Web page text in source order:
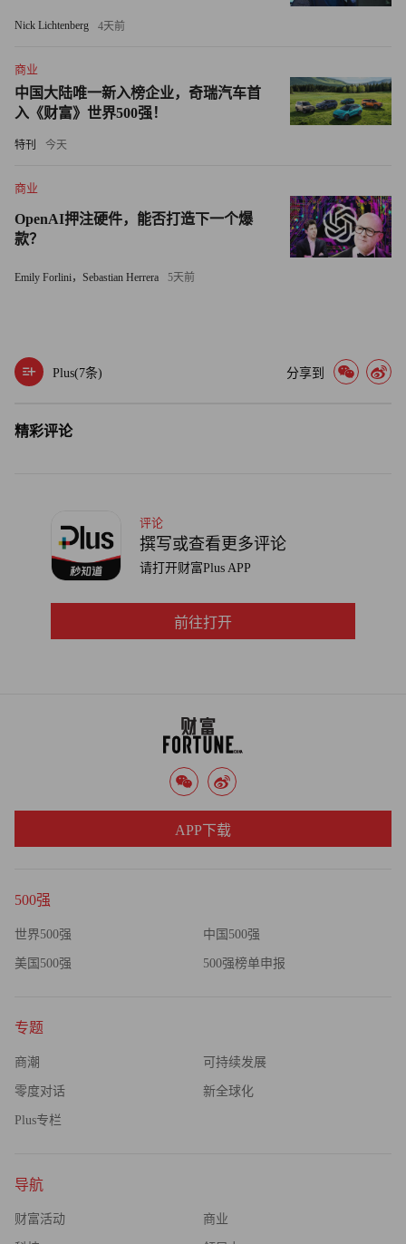
影响”，包括给社会保障和联邦医疗保险带来巨大压力，这
两项信托基金的资金来源高度依赖工薪税，而人口增长停滞
将导致工薪税税源难以维持充足供给。
生产率的乘积，劳动力增长停滞意味着，未来美国经济增长
将几乎完全依赖技术突破与人工智能的驱动。正如毕马威
（KPMG）的首席经济学家戴安·斯旺克此前接受《财富》
杂志采访时所言，2025年12月美国就业增长持续疲软，已经
呈现出“无就业复苏”的特征，拐点或将提前到来。（财富中
译者：中慧言-王芳
Nick Lichtenberg 4天前
商业
中国大陆唯一新入榜企业，奇瑞汽车首
入《财富》世界500强！
特刊 今天
商业
OpenAI押注硬件，能否打造下一个爆
款？
Emily Forlini，Sebastian Herrera 5天前
Plus(7条) 分享到
精彩评论
评论
撰写或查看更多评论
请打开财富Plus APP
前往打开
500强
世界500强 中国500强
美国500强 500强榜单申报
专题
商潮 可持续发展
零度对话 新全球化
Plus专栏
导航
财富活动 商业
APP下载